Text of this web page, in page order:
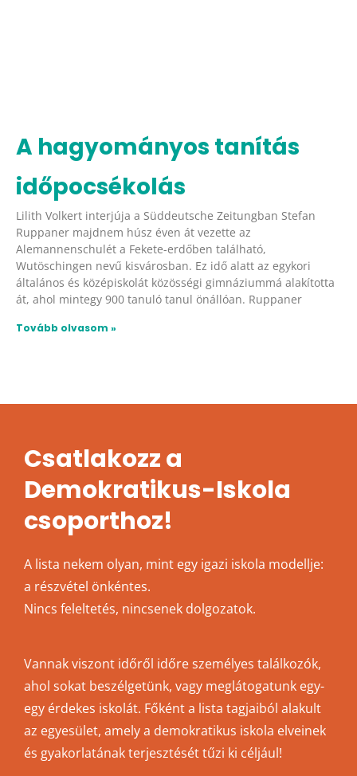
A hagyományos tanítás
időpocsékolás
Lilith Volkert interjúja a Süddeutsche Zeitungban Stefan
Ruppaner majdnem húsz éven át vezette az
Alemannenschulét a Fekete-erdőben található,
Wutöschingen nevű kisvárosban. Ez idő alatt az egykori
általános és középiskolát közösségi gimnáziummá alakította
át, ahol mintegy 900 tanuló tanul önállóan. Ruppaner
Tovább olvasom »
Csatlakozz a
Demokratikus-Iskola
csoporthoz!
A lista nekem olyan, mint egy igazi iskola modellje:
a részvétel önkéntes.
Nincs feleltetés, nincsenek dolgozatok.
Vannak viszont időről időre személyes találkozók,
ahol sokat beszélgetünk, vagy meglátogatunk egy-
egy érdekes iskolát. Főként a lista tagjaiból alakult
az egyesület, amely a demokratikus iskola elveinek
és gyakorlatának terjesztését tűzi ki céljául!